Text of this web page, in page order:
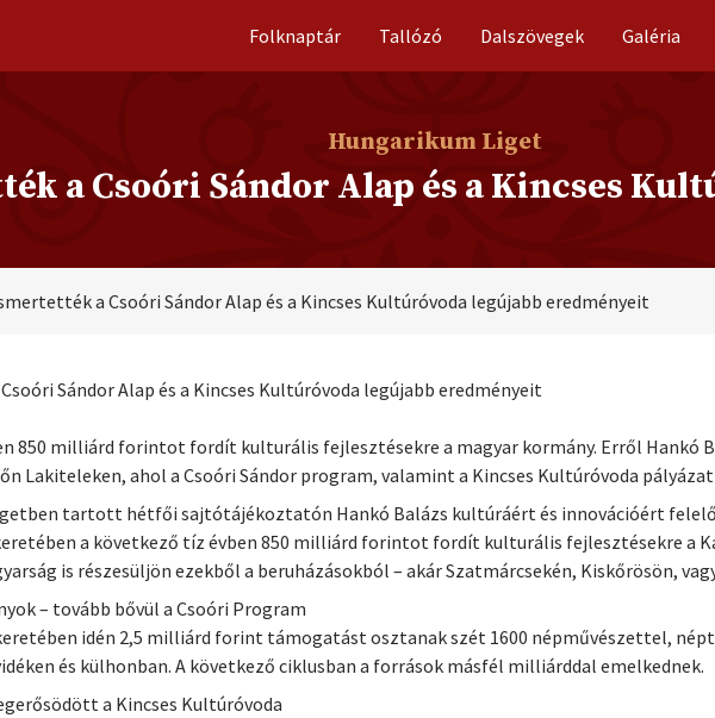
Folknaptár Tallózó Dalszövegek Galéria
Hungarikum Liget
a Csoóri Sándor Alap és a Kincses
a Csoóri Sándor Alap és a Kincses Kultúróvoda legújabb eredményeit
Sándor Alap és a Kincses Kultúróvoda legújabb eredményeit
850 milliárd forintot fordít kulturális fejlesztésekre a magyar kormány. Erről Hankó
Lakiteleken, ahol a Csoóri Sándor program, valamint a Kincses Kultúróvoda
tartott hétfői sajtótájékoztatón Hankó Balázs kultúráért és innovációért
a következő tíz évben 850 milliárd forintot fordít kulturális fejlesztésekre a
is részesüljön ezekből a beruházásokból – akár Szatmárcsekén, Kiskőrösön,
– tovább bővül a Csoóri Program
idén 2,5 milliárd forint támogatást osztanak szét 1600 népművészettel,
és külhonban. A következő ciklusban a források másfél milliárddal emelkednek.
a Kincses Kultúróvoda